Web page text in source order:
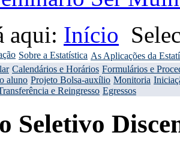
aqui: Início
Sobre a Estatística As Aplicações da
Calendários e Horários Formulários e
aluno Projeto Bolsa-auxílio Monitoria
e Reingresso Egressos
Seletivo